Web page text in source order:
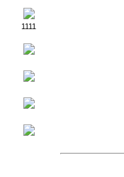
1111